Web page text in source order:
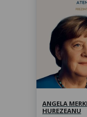
Angela
ANGELA
HUREZEANU